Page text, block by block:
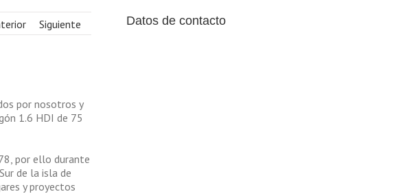
Siguiente
por nosotros y
1.6 HDI de 75
por ello durante
de la isla de
y proyectos
Datos de contacto